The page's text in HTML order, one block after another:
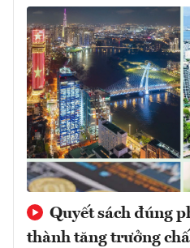
Quyết sách đúng
thành tăng trưởng